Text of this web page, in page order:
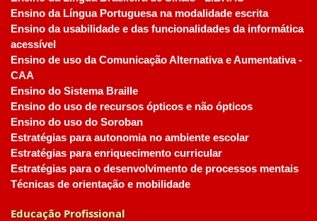
Ensino da Língua Portuguesa na modalidade escrita
Ensino da usabilidade e das funcionalidades da informática
acessível
Ensino de uso da Comunicação Alternativa e Aumentativa -
CAA
Ensino do Sistema Braille
Ensino do uso de recursos ópticos e não ópticos
Ensino do uso do Soroban
Estratégias para autonomia no ambiente escolar
Estratégias para enriquecimento curricular
Estratégias para o desenvolvimento de processos mentais
Técnicas de orientação e mobilidade
Educação Profissional